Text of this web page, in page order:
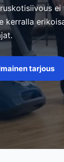
ei
kerralla
tarjous